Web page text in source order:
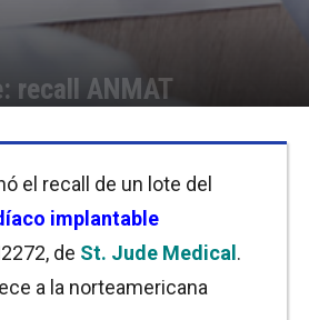
recall ANMAT
el recall de un lote del
implantable
de St. Jude Medical .
a la norteamericana